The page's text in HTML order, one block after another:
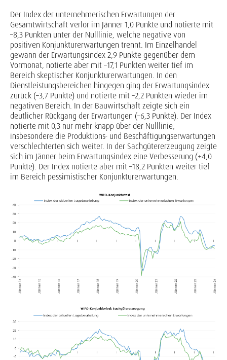
Der Index der unternehmerischen Erwartungen der
Gesamtwirtschaft verlor im Jänner 1,0 Punkte und notierte mit
–8,3 Punkten unter der Nulllinie, welche negative von
positiven Konjunkturerwartungen trennt. Im Einzelhandel
gewann der Erwartungsindex 2,9 Punkte gegenüber dem
Vormonat, notierte aber mit –17,1 Punkten weiter tief im
Bereich skeptischer Konjunkturerwartungen. In den
Dienstleistungsbereichen hingegen ging der Erwartungsindex
zurück (–3,7 Punkte) und notierte mit –2,2 Punkten wieder im
negativen Bereich. In der Bauwirtschaft zeigte sich ein
deutlicher Rückgang der Erwartungen (–6,3 Punkte). Der Index
notierte mit 0,3 nur mehr knapp über der Nulllinie,
insbesondere die Produktions- und Beschäftigungserwartungen
verschlechterten sich weiter. In der Sachgütererzeugung zeigte
sich im Jänner beim Erwartungsindex eine Verbesserung (+4,0
Punkte). Der Index notierte aber mit –18,2 Punkten weiter tief
im Bereich pessimistischer Konjunkturerwartungen.